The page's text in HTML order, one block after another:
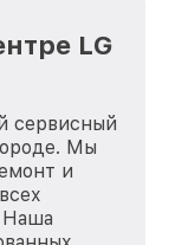
LG
сервисный
Мы
и
Наша